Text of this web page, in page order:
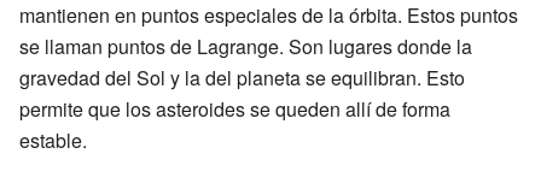
mantienen en puntos especiales de la órbita. Estos puntos
se llaman puntos de Lagrange. Son lugares donde la
gravedad del Sol y la del planeta se equilibran. Esto
permite que los asteroides se queden allí de forma
estable.